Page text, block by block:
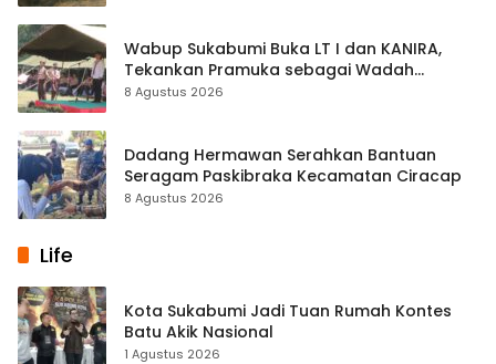
Wabup Sukabumi Buka LT I dan KANIRA,
Tekankan Pramuka sebagai Wadah
Pembentukan Karakter
8 Agustus 2026
Dadang Hermawan Serahkan Bantuan
Seragam Paskibraka Kecamatan Ciracap
8 Agustus 2026
Life
Kota Sukabumi Jadi Tuan Rumah Kontes
Batu Akik Nasional
1 Agustus 2026